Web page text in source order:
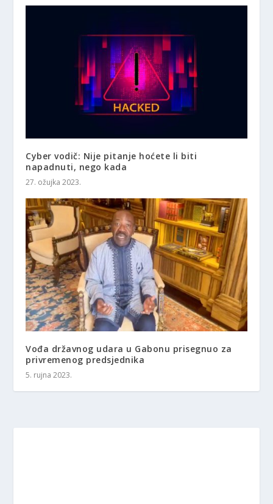
Cyber ​​vodič: Nije pitanje hoćete li biti
napadnuti, nego kada
27. ožujka 2023.
Vođa državnog udara u Gabonu prisegnuo za
privremenog predsjednika
5. rujna 2023.